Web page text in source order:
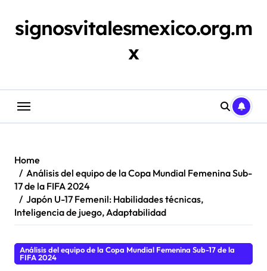
contentsignosvitalesmexico.org.m
x
Home
Análisis del equipo de la Copa Mundial Femenina Sub-
17 de la FIFA 2024
Japón U-17 Femenil: Habilidades técnicas,
Inteligencia de juego, Adaptabilidad
Análisis del equipo de la Copa Mundial Femenina Sub-17 de la
FIFA 2024